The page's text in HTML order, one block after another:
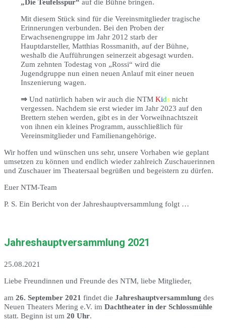
„Die Teufelsspur“ auf die Bühne bringen.
Mit diesem Stück sind für die Vereinsmitglieder tragische
Erinnerungen verbunden. Bei den Proben der
Erwachsenengruppe im Jahr 2012 starb der
Hauptdarsteller, Matthias Rossmanith, auf der Bühne,
weshalb die Aufführungen seinerzeit abgesagt wurden.
Zum zehnten Todestag von „Rossi“ wird die
Jugendgruppe nun einen neuen Anlauf mit einer neuen
Inszenierung wagen.
⇒ Und natürlich haben wir auch die NTMKids nicht
vergessen. Nachdem sie erst wieder im Jahr 2023 auf den
Brettern stehen werden, gibt es in der Vorweihnachtszeit
von ihnen ein kleines Programm, ausschließlich für
Vereinsmitglieder und Familienangehörige.
Wir hoffen und wünschen uns sehr, unsere Vorhaben wie geplant
umsetzen zu können und endlich wieder zahlreich Zuschauerinnen
und Zuschauer im Theatersaal begrüßen und begeistern zu dürfen.
Euer NTM-Team
P. S. Ein Bericht von der Jahreshauptversammlung folgt …
Jahreshauptversammlung 2021
25.08.2021
Liebe Freundinnen und Freunde des NTM, liebe Mitglieder,
am 26. September 2021 findet die Jahreshauptversammlung des
Neuen Theaters Mering e.V. im Dachtheater in der Schlossmühle
statt. Beginn ist um 20 Uhr.